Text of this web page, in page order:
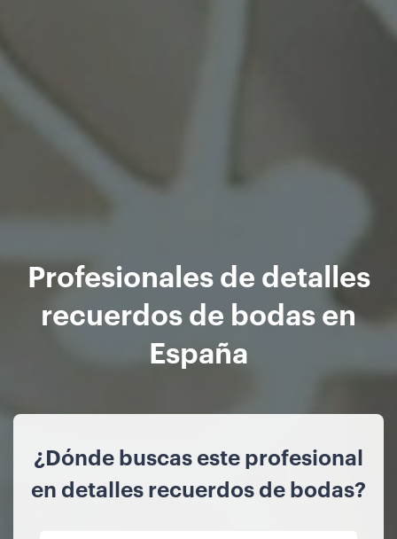
Profesionales de detalles
recuerdos de bodas en
España
¿Dónde buscas este profesional
en detalles recuerdos de bodas?